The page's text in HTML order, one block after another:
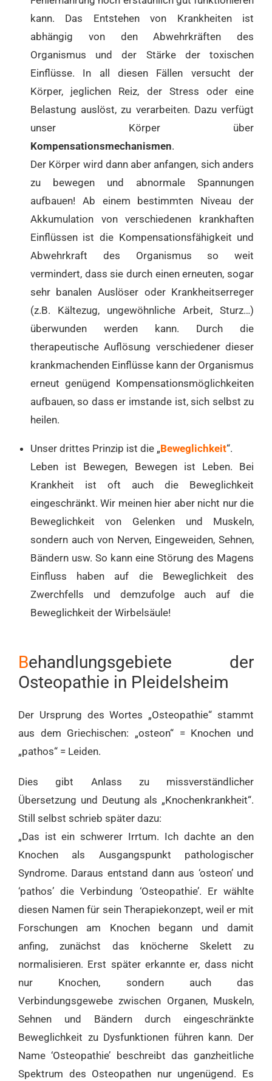
kann. Das Entstehen von Krankheiten ist
abhängig von den Abwehrkräften des
Organismus und der Stärke der toxischen
Einflüsse. In all diesen Fällen versucht der
Körper, jeglichen Reiz, der Stress oder eine
Belastung auslöst, zu verarbeiten. Dazu verfügt
unser Körper über
Kompensationsmechanismen.
Der Körper wird dann aber anfangen, sich anders
zu bewegen und abnormale Spannungen
aufbauen! Ab einem bestimmten Niveau der
Akkumulation von verschiedenen krankhaften
Einflüssen ist die Kompensationsfähigkeit und
Abwehrkraft des Organismus so weit
vermindert, dass sie durch einen erneuten, sogar
sehr banalen Auslöser oder Krankheitserreger
(z.B. Kältezug, ungewöhnliche Arbeit, Sturz…)
überwunden werden kann. Durch die
therapeutische Auflösung verschiedener dieser
krankmachenden Einflüsse kann der Organismus
erneut genügend Kompensationsmöglichkeiten
aufbauen, so dass er imstande ist, sich selbst zu
heilen.
Unser drittes Prinzip ist die „Beweglichkeit“.
Leben ist Bewegen, Bewegen ist Leben. Bei
Krankheit ist oft auch die Beweglichkeit
eingeschränkt. Wir meinen hier aber nicht nur die
Beweglichkeit von Gelenken und Muskeln,
sondern auch von Nerven, Eingeweiden, Sehnen,
Bändern usw. So kann eine Störung des Magens
Einfluss haben auf die Beweglichkeit des
Zwerchfells und demzufolge auch auf die
Beweglichkeit der Wirbelsäule!
Behandlungsgebiete der
Osteopathie in Pleidelsheim
Der Ursprung des Wortes „Osteopathie“ stammt
aus dem Griechischen: „osteon“ = Knochen und
„pathos“ = Leiden.
Dies gibt Anlass zu missverständlicher
Übersetzung und Deutung als „Knochenkrankheit“.
Still selbst schrieb später dazu:
„Das ist ein schwerer Irrtum. Ich dachte an den
Knochen als Ausgangspunkt pathologischer
Syndrome. Daraus entstand dann aus ‘osteon’ und
‘pathos’ die Verbindung ‘Osteopathie’. Er wählte
diesen Namen für sein Therapiekonzept, weil er mit
Forschungen am Knochen begann und damit
anfing, zunächst das knöcherne Skelett zu
normalisieren. Erst später erkannte er, dass nicht
nur Knochen, sondern auch das
Verbindungsgewebe zwischen Organen, Muskeln,
Sehnen und Bändern durch eingeschränkte
Beweglichkeit zu Dysfunktionen führen kann. Der
Name ‘Osteopathie’ beschreibt das ganzheitliche
Spektrum des Osteopathen nur ungenügend. Es